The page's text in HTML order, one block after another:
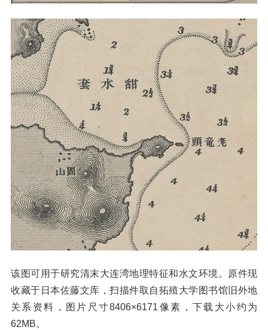
该图可用于研究清末大连湾地理特征和水文环境。原件现
收藏于日本佐藤文库，扫描件取自拓殖大学图书馆旧外地
关系资料，图片尺寸8406×6171像素，下载大小约为
62MB。